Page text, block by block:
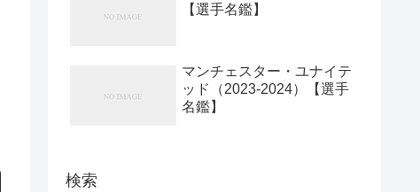
【選手名鑑】
マンチェスター・ユナイテ
ッド（2023-2024）【選手
名鑑】
検索